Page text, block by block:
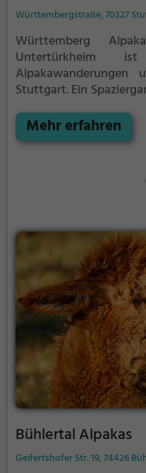
Württembergstraße, 70327
Württemberg
Untertürkheim
Alpakawanderungen
Stuttgart.Ein
Kindergeburtstag
Familie. Die
Mehr erfahren
Bühlertal Alpakas
Geifertshofer Str. 19, 74426